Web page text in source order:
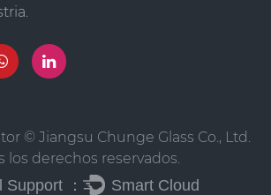
© Jiangsu Chunge Glass Co., Ltd.
los derechos reservados.